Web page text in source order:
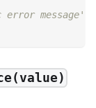
message'